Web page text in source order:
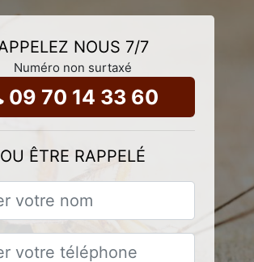
NOUS 7/7
Numéro non surtaxé
09 70 14 33 60
OU ÊTRE RAPPELÉ